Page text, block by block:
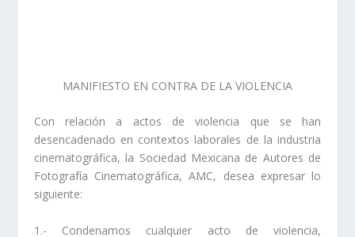
MANIFIESTO EN CONTRA DE LA VIOLENCIA
Con relación a actos de violencia que se han
desencadenado en contextos laborales de la industria
cinematográfica, la Sociedad Mexicana de Autores de
Fotografía Cinematográfica, AMC, desea expresar lo
siguiente:
1.- Condenamos cualquier acto de violencia,